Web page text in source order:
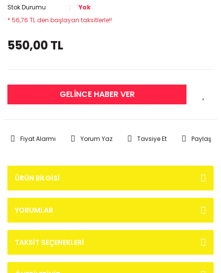
Stok Durumu
Yok
* 56,76 TL den başlayan taksitlerle!!
550,00 TL
GELİNCE HABER VER
Fiyat Alarmı Yorum Yaz Tavsiye Et Paylaş
ÜRÜN BILGISI
YORUMLAR
TAKSIT SEÇENEKLERI